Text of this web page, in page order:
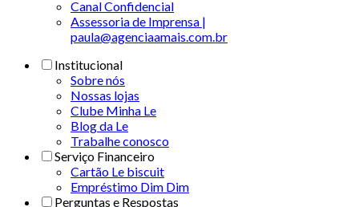
Canal Confidencial
Assessoria de Imprensa |
paula@agenciaamais.com.br
Institucional
Sobre nós
Nossas lojas
Clube Minha Le
Blog da Le
Trabalhe conosco
Serviço Financeiro
Cartão Le biscuit
Empréstimo Dim Dim
Perguntas e Respostas